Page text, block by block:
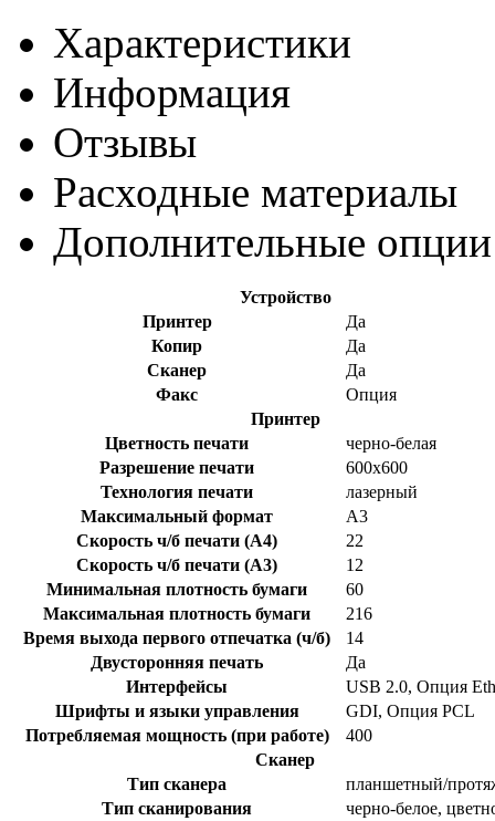
Характеристики
Информация
Отзывы
Раcходные материалы
Дополнительные опции
Устройство
Принтер
Да
Копир
Да
Сканер
Да
Факс
Опция
Принтер
Цветность печати
черно-белая
Разрешение печати
600x600
Технология печати
лазерный
Максимальный формат
A3
Скорость ч/б печати (A4)
22
Скорость ч/б печати (A3)
12
Минимальная плотность бумаги
60
Максимальная плотность бумаги
216
Время выхода первого отпечатка (ч/б)
14
Двусторонняя печать
Да
Интерфейсы
USB 2.0, Опция
Шрифты и языки управления
GDI, Опция PCL
Потребляемая мощность (при работе)
400
Сканер
Тип сканера
планшетный/
Тип сканирования
черно-белое,